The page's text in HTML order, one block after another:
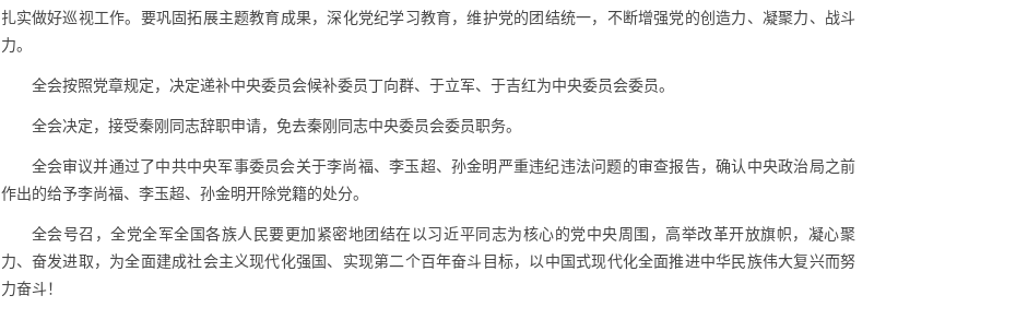
扎实做好巡视工作。要巩固拓展主题教育成果，深化党纪学习教育，维护党的团结统一，不断增强党的创造力、凝聚力、战斗
力。
全会按照党章规定，决定递补中央委员会候补委员丁向群、于立军、于吉红为中央委员会委员。
全会决定，接受秦刚同志辞职申请，免去秦刚同志中央委员会委员职务。
全会审议并通过了中共中央军事委员会关于李尚福、李玉超、孙金明严重违纪违法问题的审查报告，确认中央政治局之前
作出的给予李尚福、李玉超、孙金明开除党籍的处分。
全会号召，全党全军全国各族人民要更加紧密地团结在以习近平同志为核心的党中央周围，高举改革开放旗帜，凝心聚
力、奋发进取，为全面建成社会主义现代化强国、实现第二个百年奋斗目标，以中国式现代化全面推进中华民族伟大复兴而努
力奋斗！